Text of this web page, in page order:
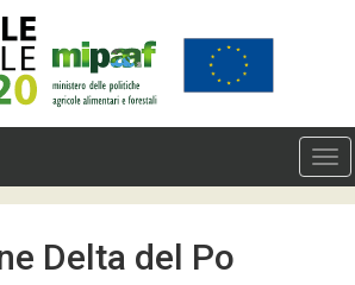
Delta del Po